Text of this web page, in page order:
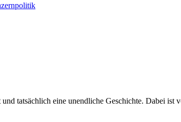
tatsächlich eine unendliche Geschichte. Dabei ist